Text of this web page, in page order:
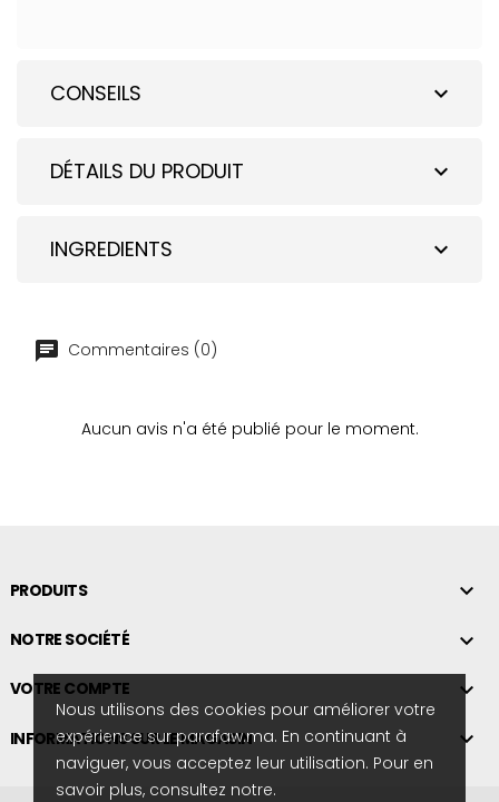
Nous utilisons des cookies pour améliorer votre
expérience sur parafaw.ma. En continuant à
naviguer, vous acceptez leur utilisation. Pour en
savoir plus, consultez notre.
expand_more
CONSEILS
expand_more
DÉTAILS DU PRODUIT
expand_more
INGREDIENTS
Commentaires (0)
Aucun avis n'a été publié pour le moment.
PRODUITS 
NOTRE SOCIÉTÉ 
VOTRE COMPTE 
INFORMATIONS SUR LE MAGASIN 